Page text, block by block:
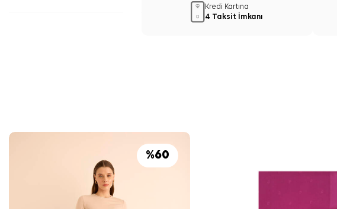
Kredi Kartına
4 Taksit İmkanı
%60